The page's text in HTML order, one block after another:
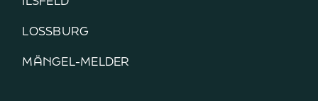
LOSSBURG
MÄNGEL-MELDER